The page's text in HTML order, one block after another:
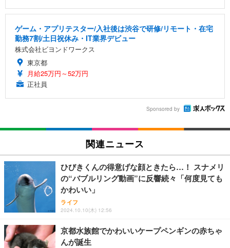
ゲーム・アプリテスター/入社後は渋谷で研修/リモート・在宅
勤務7割/土日祝休み・IT業界デビュー
株式会社ビヨンドワークス
東京都
月給25万円～52万円
正社員
Sponsored by
関連ニュース
ひびきくんの得意げな顔ときたら…！ スナメリ
の“バブルリング動画”に反響続々「何度見ても
かわいい」
ライフ
2024.10.10(木) 12:56
京都水族館でかわいいケープペンギンの赤ちゃ
んが誕生